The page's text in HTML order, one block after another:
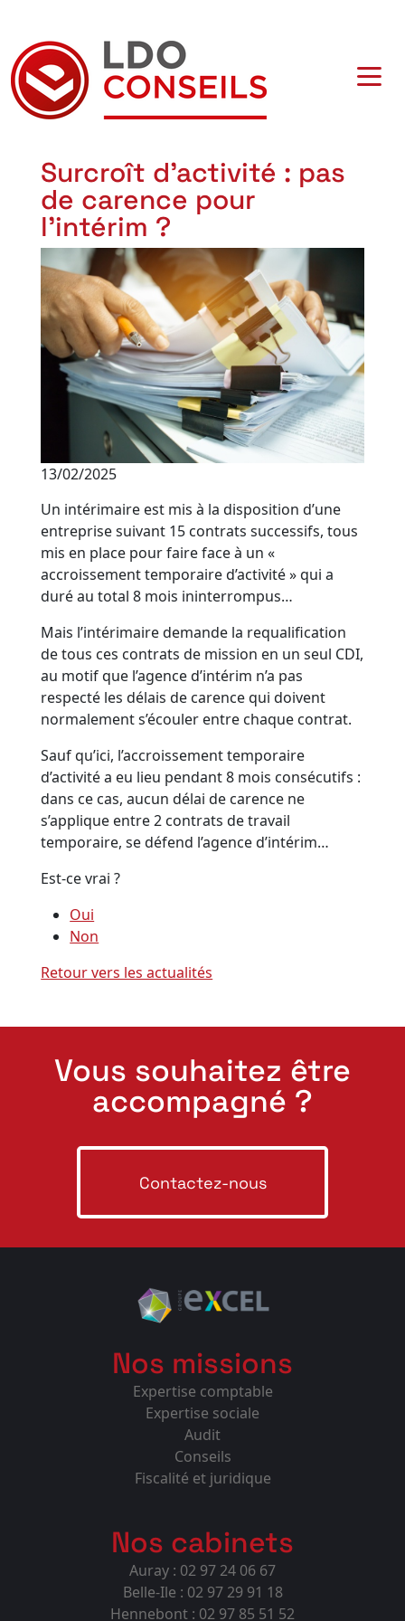
Navigation principale
Surcroît d'activité : pas
de carence pour
l'intérim ?
13/02/2025
Un intérimaire est mis à la disposition d’une
entreprise suivant 15 contrats successifs, tous
mis en place pour faire face à un «
accroissement temporaire d’activité » qui a
duré au total 8 mois ininterrompus…
Mais l’intérimaire demande la requalification
de tous ces contrats de mission en un seul CDI,
au motif que l’agence d’intérim n’a pas
respecté les délais de carence qui doivent
normalement s’écouler entre chaque contrat.
Sauf qu’ici, l’accroissement temporaire
d’activité a eu lieu pendant 8 mois consécutifs :
dans ce cas, aucun délai de carence ne
s’applique entre 2 contrats de travail
temporaire, se défend l’agence d’intérim…
Est-ce vrai ?
Oui
Non
Retour vers les actualités
Vous souhaitez être
accompagné ?
Contactez-nous
Nos missions
Expertise comptable
Expertise sociale
Audit
Conseils
Fiscalité et juridique
Nos cabinets
Auray : 02 97 24 06 67
Belle-Ile : 02 97 29 91 18
Hennebont : 02 97 85 51 52